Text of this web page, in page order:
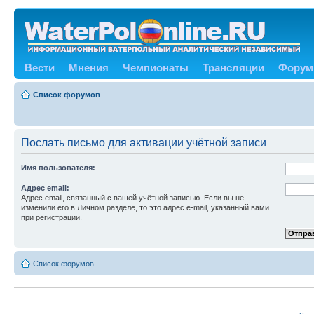
Вести Мнения Чемпионаты Трансляции Форум
Список форумов
Послать письмо для активации учётной записи
Имя пользователя:
Адрес email:
Адрес email, связанный с вашей учётной записью. Если вы не
изменили его в Личном разделе, то это адрес e-mail, указанный вами
при регистрации.
Список форумов